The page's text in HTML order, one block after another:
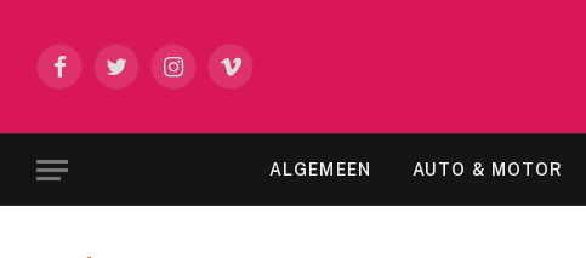
FacebookTwitterInstagram
Vimeo
ALGEMEEN AUTO & MOTOR